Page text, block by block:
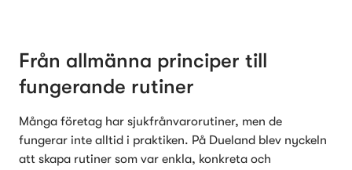
Från allmänna principer till
fungerande rutiner
Många företag har sjukfrånvarorutiner, men de
fungerar inte alltid i praktiken. På Dueland blev nyckeln
att skapa rutiner som var enkla, konkreta och